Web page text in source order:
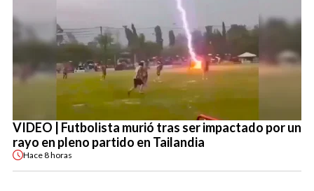
VIDEO | Futbolista murió tras ser impactado por un
rayo en pleno partido en Tailandia
Hace8 horas